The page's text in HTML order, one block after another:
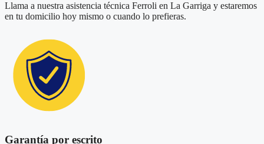
Llama a nuestra asistencia técnica Ferroli en La Garriga y estaremos
en tu domicilio hoy mismo o cuando lo prefieras.
Garantía por escrito